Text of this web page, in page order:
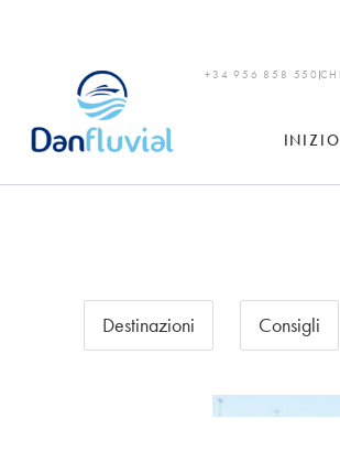
+34 956 858 550
INIZIO
Destinazioni Consigli